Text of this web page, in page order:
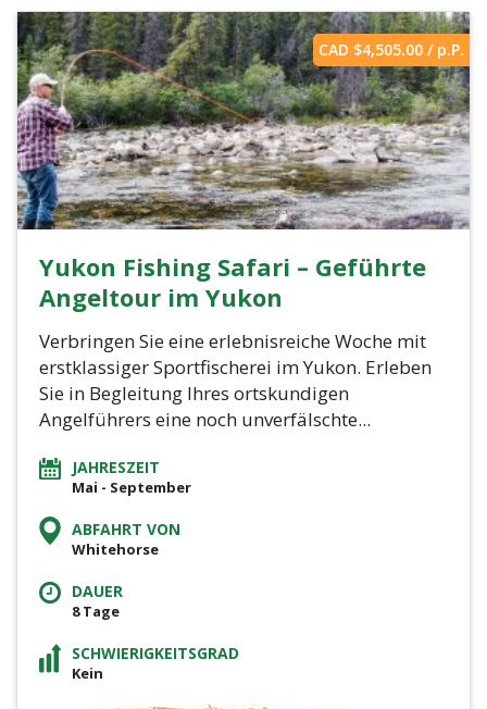
CAD $4,505.00 / p.P.
Yukon Fishing Safari – Geführte
Angeltour im Yukon
Verbringen Sie eine erlebnisreiche Woche mit
erstklassiger Sportfischerei im Yukon. Erleben
Sie in Begleitung Ihres ortskundigen
Angelführers eine noch unverfälschte...
JAHRESZEIT
Mai - September
ABFAHRT VON
Whitehorse
DAUER
8 Tage
SCHWIERIGKEITSGRAD
Kein